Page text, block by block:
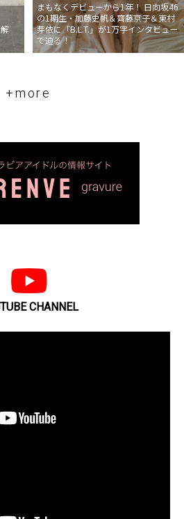
まもなくデビューから1年！ 日向坂46
の1期生・加藤史帆＆齊藤京子＆東村
芽依に「B.L.T.」が1万字インタビュー
で迫る！
+more
CHANNEL